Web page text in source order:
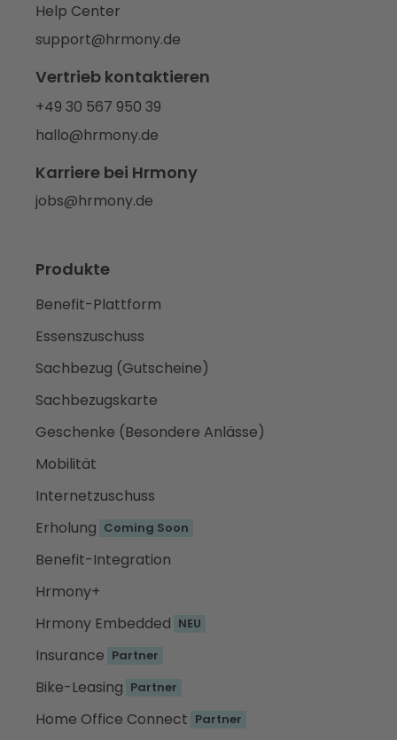
Help Center
support@hrmony.de
Vertrieb kontaktieren
+49 30 567 950 39
hallo@hrmony.de
Karriere bei Hrmony
jobs@hrmony.de
Produkte
Benefit-Plattform
Essenszuschuss
Sachbezug (Gutscheine)
Sachbezugskarte
Geschenke (Besondere Anlässe)
Mobilität
Internetzuschuss
Erholung Coming Soon
Benefit-Integration
Hrmony+
Hrmony Embedded NEU
Insurance Partner
Bike-Leasing Partner
Home Office Connect Partner